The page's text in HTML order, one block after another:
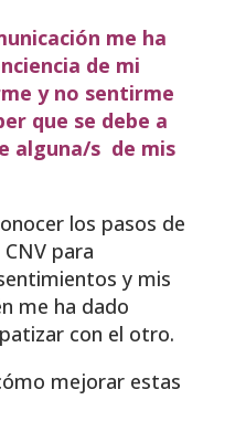
me ha
de mi
y no sentirme
que se debe a
alguna/s de mis
los pasos de
para
y mis
me ha dado
con el otro.
mejorar estas